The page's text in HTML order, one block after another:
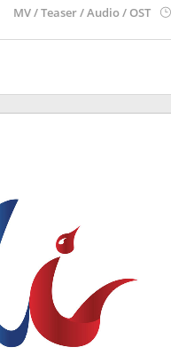
MV / Teaser / Audio / OST